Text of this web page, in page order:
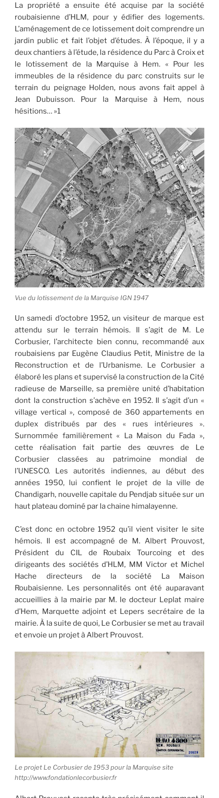
La propriété a ensuite été acquise par la société
roubaisienne d’HLM, pour y édifier des logements.
L’aménagement de ce lotissement doit comprendre un
jardin public et fait l’objet d’études. À l’époque, il y a
deux chantiers à l’étude, la résidence du Parc à Croix et
le lotissement de la Marquise à Hem. « Pour les
immeubles de la résidence du parc construits sur le
terrain du peignage Holden, nous avons fait appel à
Jean Dubuisson. Pour la Marquise à Hem, nous
hésitions… »1
Vue du lotissement de la Marquise IGN 1947
Un samedi d’octobre 1952, un visiteur de marque est
attendu sur le terrain hémois. Il s’agit de M. Le
Corbusier, l’architecte bien connu, recommandé aux
roubaisiens par Eugène Claudius Petit, Ministre de la
Reconstruction et de l’Urbanisme. Le Corbusier a
élaboré les plans et supervisé la construction de la Cité
radieuse de Marseille, sa première unité d’habitation
dont la construction s’achève en 1952. Il s’agit d’un «
village vertical », composé de 360 appartements en
duplex distribués par des « rues intérieures ».
Surnommée familièrement « La Maison du Fada »,
cette réalisation fait partie des œuvres de Le
Corbusier classées au patrimoine mondial de
l’UNESCO. Les autorités indiennes, au début des
années 1950, lui confient le projet de la ville de
Chandigarh, nouvelle capitale du Pendjab située sur un
haut plateau dominé par la chaine himalayenne.
C’est donc en octobre 1952 qu’il vient visiter le site
hémois. Il est accompagné de M. Albert Prouvost,
Président du CIL de Roubaix Tourcoing et des
dirigeants des sociétés d’HLM, MM Victor et Michel
Hache directeurs de la société La Maison
Roubaisienne. Les personnalités ont été auparavant
accueillies à la mairie par M. le docteur Leplat maire
d’Hem, Marquette adjoint et Lepers secrétaire de la
mairie. À la suite de quoi, Le Corbusier se met au travail
et envoie un projet à Albert Prouvost.
Le projet Le Corbusier de 1953 pour la Marquise site
http://www.fondationlecorbusier.fr